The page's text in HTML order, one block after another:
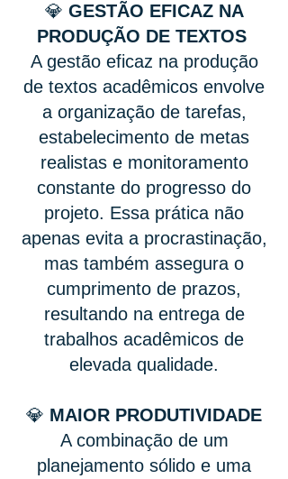
💎 GESTÃO EFICAZ NA
PRODUÇÃO DE TEXTOS
A gestão eficaz na produção
de textos acadêmicos envolve
a organização de tarefas,
estabelecimento de metas
realistas e monitoramento
constante do progresso do
projeto. Essa prática não
apenas evita a procrastinação,
mas também assegura o
cumprimento de prazos,
resultando na entrega de
trabalhos acadêmicos de
elevada qualidade.
💎 MAIOR PRODUTIVIDADE
A combinação de um
planejamento sólido e uma